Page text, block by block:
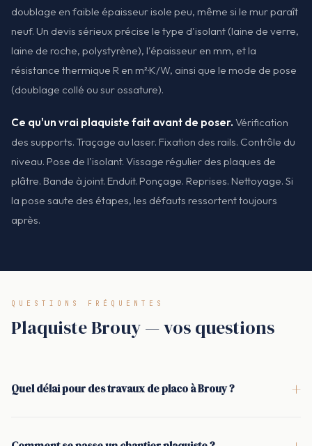
doublage en faible épaisseur isole peu, même si le mur paraît
neuf. Un devis sérieux précise le type d'isolant (laine de verre,
laine de roche, polystyrène), l'épaisseur en mm, et la
résistance thermique R en m²·K/W, ainsi que le mode de pose
(doublage collé ou sur ossature).
Ce qu'un vrai plaquiste fait avant de poser. Vérification
des supports. Traçage au laser. Fixation des rails. Contrôle du
niveau. Pose de l'isolant. Vissage régulier des plaques de
plâtre. Bande à joint. Enduit. Ponçage. Reprises. Nettoyage. Si
la pose saute des étapes, les défauts ressortent toujours
après.
QUESTIONS FRÉQUENTES
Plaquiste Brouy — vos questions
Quel délai pour des travaux de placo à Brouy ? +